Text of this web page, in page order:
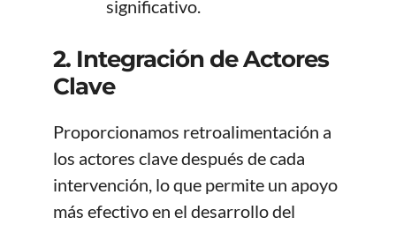
significativo.
2. Integración de Actores
Clave
Proporcionamos retroalimentación a
los actores clave después de cada
intervención, lo que permite un apoyo
más efectivo en el desarrollo del